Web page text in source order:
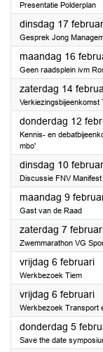
Presentatie Polderplan
dinsdag 17
Gesprek Jong
maandag 16
Geen raadsplein ivm
zaterdag 14
donderdag 12
Kennis- en
mbo'
dinsdag 10
Discussie FNV Manifest
maandag 9
Gast van de Raad
zaterdag 7
Zwemmarathon VG
vrijdag 6 februari
Werkbezoek Tiem
vrijdag 6 februari
Werkbezoek Transport
donderdag 5
Save the date